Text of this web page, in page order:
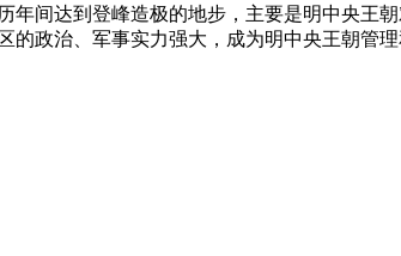
间达到登峰造极的地步，主要是明中央王
政治、军事实力强大，成为明中央王朝管